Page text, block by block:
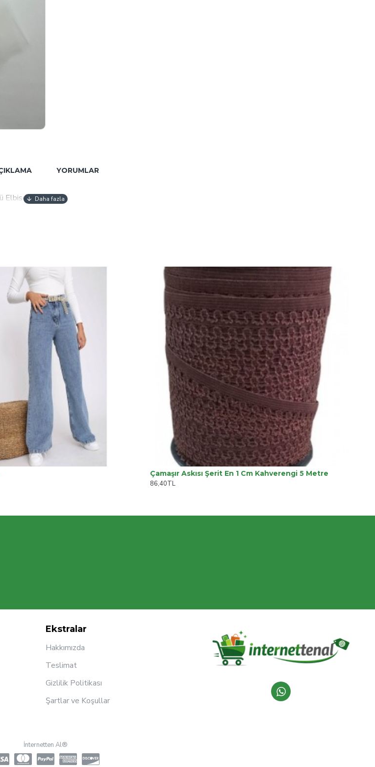
YORUMLAR
Elbise
Çamaşır Askısı Şerit En 1 Cm Kahverengi 5 Metre
86,40TL
Ekstralar
Hakkımızda
Teslimat
Gizlilik Politikası
Şartlar ve Koşullar
İnternetten Al®